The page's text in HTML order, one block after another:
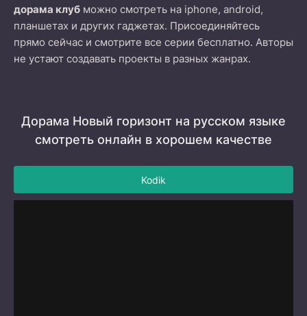
дорама клуб можно смотреть на iphone, android,
планшетах и других гаджетах. Присоединяйтесь
прямо сейчас и смотрите все серии бесплатно. Авторы
не устают создавать проекты в разных жанрах.
Дорама Новый горизонт на русском языке
смотреть онлайн в хорошем качестве
Kodik